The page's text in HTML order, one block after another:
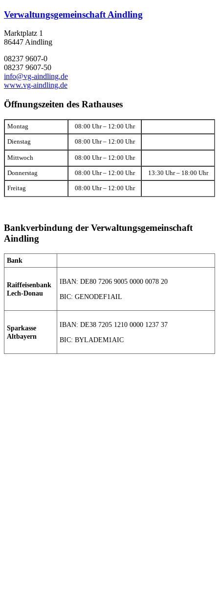
Verwaltungsgemeinschaft Aindling
Marktplatz 1
86447 Aindling
08237 9607-0
08237 9607-50
info@vg-aindling.de
www.vg-aindling.de
Öffnungszeiten des Rathauses
Montag 08:00 Uhr – 12:00 Uhr
Dienstag 08:00 Uhr – 12:00 Uhr
Mittwoch 08:00 Uhr – 12:00 Uhr
Donnerstag 08:00 Uhr – 12:00 Uhr 13:30 Uhr – 18:00 Uhr
Freitag 08:00 Uhr – 12:00 Uhr
Bankverbindung der Verwaltungsgemeinschaft
Aindling
Bank
Raiffeisenbank
Lech-Donau
IBAN: DE80 7206 9005 0000 0078 20
BIC: GENODEF1AIL
Sparkasse
Altbayern
IBAN: DE38 7205 1210 0000 1237 37
BIC: BYLADEM1AIC